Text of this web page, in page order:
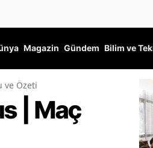
Magazin Gündem Bilim ve
ve Özeti
| Maç